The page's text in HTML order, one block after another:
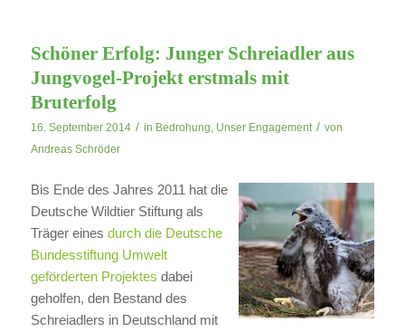
Schöner Erfolg: Junger Schreiadler aus
Jungvogel-Projekt erstmals mit
Bruterfolg
16. September 2014 / in Bedrohung, Unser Engagement / von
Andreas Schröder
Bis Ende des Jahres 2011 hat die
Deutsche Wildtier Stiftung als
Träger eines durch die Deutsche
Bundesstiftung Umwelt
geförderten Projektes dabei
geholfen, den Bestand des
Schreiadlers in Deutschland mit